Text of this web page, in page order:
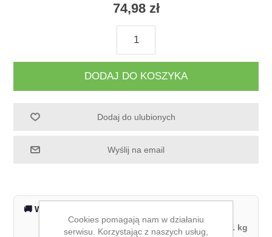
74,98 zł
DODAJ DO KOSZYKA
Dodaj do ulubionych
Wyślij na email
🚚 Wysyłka na terenie całej Polski
Waga produktu:
1 kg
Cookies pomagają nam w działaniu
serwisu. Korzystając z naszych usług,